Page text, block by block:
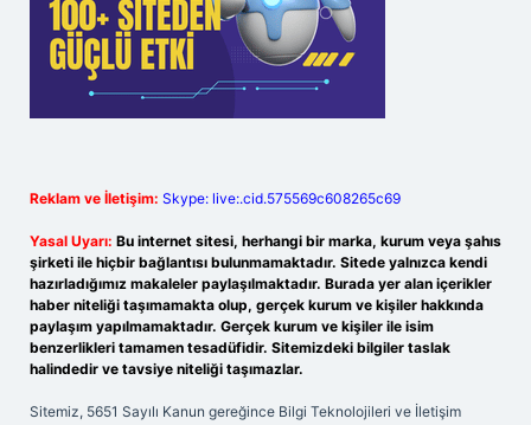
Reklam ve İletişim: Skype: live:.cid.575569c608265c69
Yasal Uyarı: Bu internet sitesi, herhangi bir marka, kurum veya şahıs
şirketi ile hiçbir bağlantısı bulunmamaktadır. Sitede yalnızca kendi
hazırladığımız makaleler paylaşılmaktadır. Burada yer alan içerikler
haber niteliği taşımamakta olup, gerçek kurum ve kişiler hakkında
paylaşım yapılmamaktadır. Gerçek kurum ve kişiler ile isim
benzerlikleri tamamen tesadüfidir. Sitemizdeki bilgiler taslak
halindedir ve tavsiye niteliği taşımazlar.
Sitemiz, 5651 Sayılı Kanun gereğince Bilgi Teknolojileri ve İletişim